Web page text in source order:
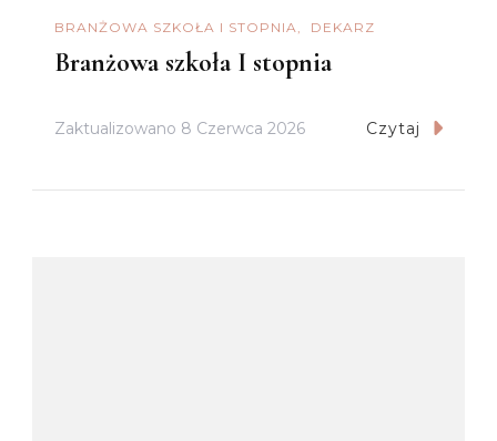
BRANŻOWA SZKOŁA I STOPNIA DEKARZ
Branżowa szkoła I stopnia
Zaktualizowano 8 Czerwca 2026 Czytaj